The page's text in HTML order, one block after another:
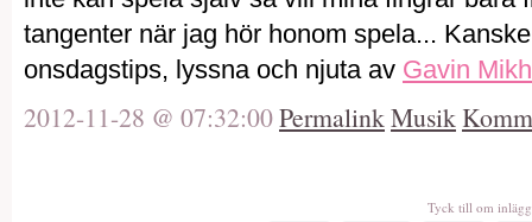
tangenter när jag hör honom spela...
onsdagstips, lyssna och njuta av Gavin
2012-11-28 @ 07:32:00PermalinkMusik
Tyck till om